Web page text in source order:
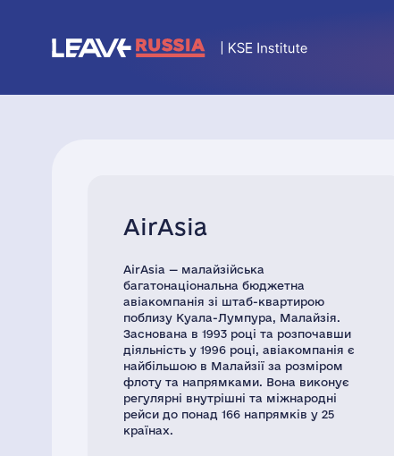
AirAsia
AirAsia — малайзійська
багатонаціональна бюджетна
авіакомпанія зі штаб-квартирою
поблизу Куала-Лумпура, Малайзія.
Заснована в 1993 році та розпочавши
діяльність у 1996 році, авіакомпанія є
найбільшою в Малайзії за розміром
флоту та напрямками. Вона виконує
регулярні внутрішні та міжнародні
рейси до понад 166 напрямків у 25
країнах.